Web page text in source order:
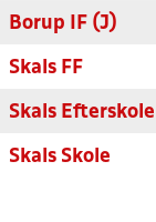
Borup IF (J)
Skals FF
Skals Efterskole
Skals Skole